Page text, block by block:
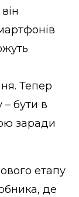
Тепер
бути в
заради
етапу
де